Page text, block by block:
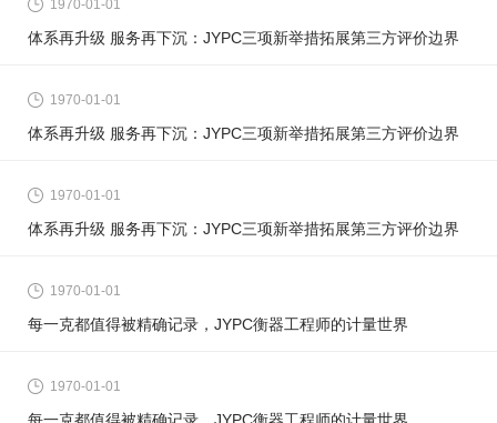
1970-01-01
体系再升级 服务再下沉：JYPC三项新举措拓展第三方评价边界
1970-01-01
体系再升级 服务再下沉：JYPC三项新举措拓展第三方评价边界
1970-01-01
体系再升级 服务再下沉：JYPC三项新举措拓展第三方评价边界
1970-01-01
每一克都值得被精确记录，JYPC衡器工程师的计量世界
1970-01-01
每一克都值得被精确记录，JYPC衡器工程师的计量世界